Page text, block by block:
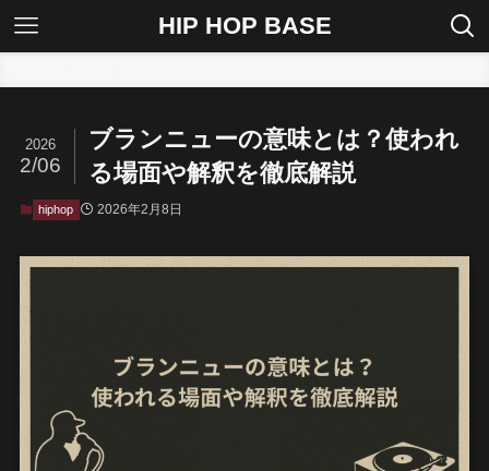
HIP HOP BASE
ブランニューの意味とは？使われ
る場面や解釈を徹底解説
2026
2/06
hiphop 2026年2月8日